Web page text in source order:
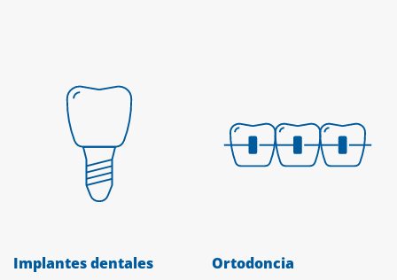
Implantes dentales Ortodoncia